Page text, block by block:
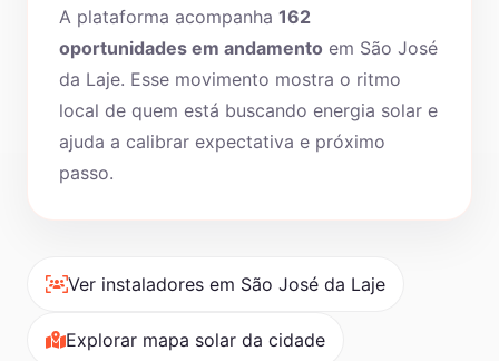
A plataforma acompanha 162
oportunidades em andamento em São José
da Laje. Esse movimento mostra o ritmo
local de quem está buscando energia solar e
ajuda a calibrar expectativa e próximo
passo.
Ver instaladores em São José da Laje
Explorar mapa solar da cidade